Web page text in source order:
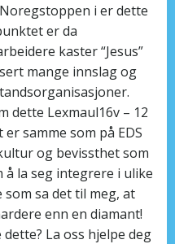
i er dette
er da
kaster “Jesus”
mange innslag og
dette Lexmaul16v – 12
samme som på EDS
og bevissthet som
la seg integrere i ulike
sa det til meg, at
enn en diamant!
La oss hjelpe deg